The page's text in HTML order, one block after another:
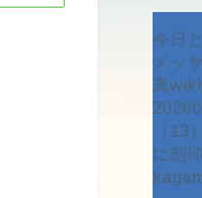
今日
メッ
真
（
に刻